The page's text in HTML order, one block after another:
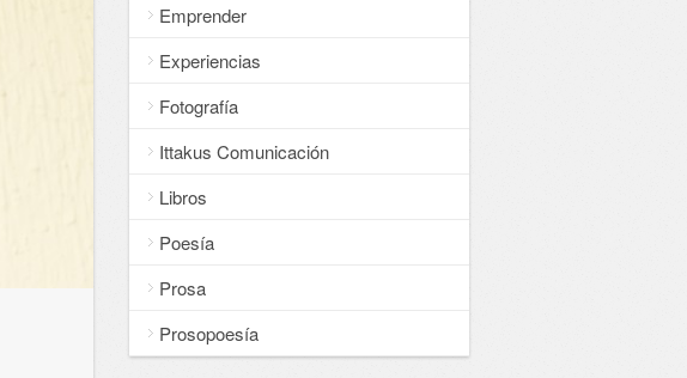
Emprender
Experiencias
Fotografía
Ittakus Comunicación
Libros
Poesía
Prosa
Prosopoesía